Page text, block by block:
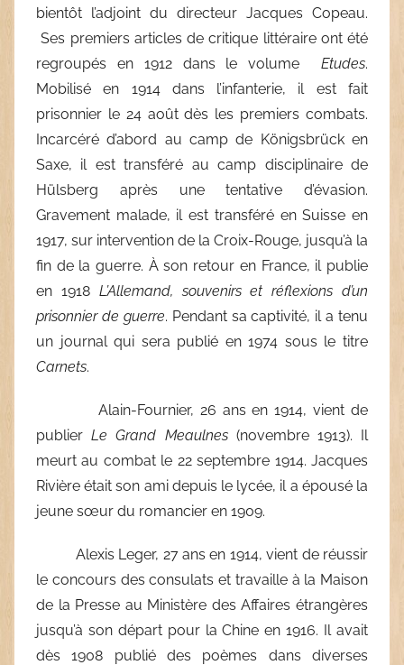
bientôt l’adjoint du directeur Jacques Copeau.
Ses premiers articles de critique littéraire ont été
regroupés en 1912 dans le volume Etudes.
Mobilisé en 1914 dans l’infanterie, il est fait
prisonnier le 24 août dès les premiers combats.
Incarcéré d’abord au camp de Königsbrück en
Saxe, il est transféré au camp disciplinaire de
Hülsberg après une tentative d’évasion.
Gravement malade, il est transféré en Suisse en
1917, sur intervention de la Croix-Rouge, jusqu’à la
fin de la guerre. À son retour en France, il publie
en 1918 L’Allemand, souvenirs et réflexions d’un
prisonnier de guerre. Pendant sa captivité, il a tenu
un journal qui sera publié en 1974 sous le titre
Carnets.
Alain-Fournier, 26 ans en 1914, vient de
publierLe Grand Meaulnes(novembre 1913). Il
meurt au combat le 22 septembre 1914. Jacques
Rivière était son ami depuis le lycée, il a épousé la
jeune sœur du romancier en 1909.
Alexis Leger, 27 ans en 1914, vient de réussir
le concours des consulats et travaille à la Maison
de la Presse au Ministère des Affaires étrangères
jusqu’à son départ pour la Chine en 1916. Il avait
dès 1908 publié des poèmes dans diverses